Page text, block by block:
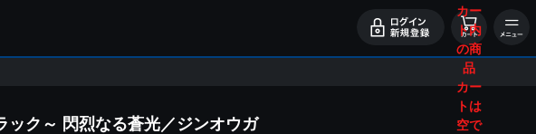
カー
ト内
の商
品
カー
トは
空で
ック～ 閃烈なる蒼光／ジンオウガ